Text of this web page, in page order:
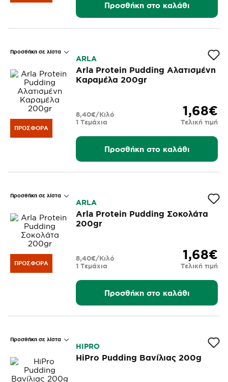
Προσθήκη στο καλάθι
Προσθήκη σε λίστα
ΠΡΟΣΦΟΡΆ
ARLA
Arla Protein Pudding Αλατισμένη
Καραμέλα 200gr
1,68€
Τελική τιμή
1 Τεμάχια
8,40€/Κιλό
Προσθήκη στο καλάθι
Προσθήκη σε λίστα
ΠΡΟΣΦΟΡΆ
ARLA
Arla Protein Pudding Σοκολάτα
200gr
1,68€
Τελική τιμή
1 Τεμάχια
8,40€/Κιλό
Προσθήκη στο καλάθι
Προσθήκη σε λίστα
HIPRO
HiPro Pudding Βανίλιας 200g